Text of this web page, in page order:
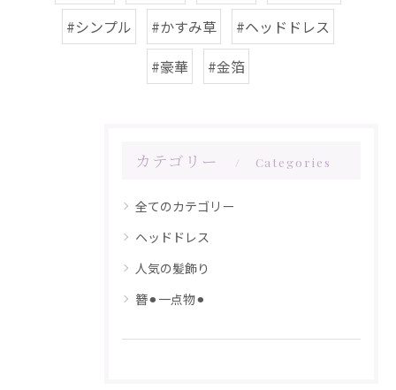
#シンプル
#かすみ草
#ヘッドドレス
#豪華
#金箔
カテゴリー Categories
全てのカテゴリー
ヘッドドレス
人気の髪飾り
簪⚫︎一点物⚫︎